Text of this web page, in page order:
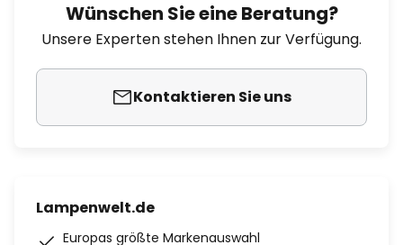
Wünschen Sie eine Beratung?
Unsere Experten stehen Ihnen zur Verfügung.
Kontaktieren Sie uns
Lampenwelt.de
Europas größte Markenauswahl